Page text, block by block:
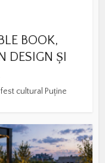
BOOK,
DESIGN ȘI
cultural Puține